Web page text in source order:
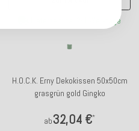
Lieferzeit: ca. 2-4 Werktage
H.O.C.K. Erny Dekokissen 50x50cm
grasgrün gold Gingko
ab32,04 €*